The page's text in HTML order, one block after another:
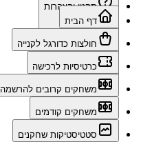
תקנון והצהרות
תקנון
הצהרת ביטוח
מצב תאורה:
אוטומטי
,
דף הבית
חולצות כדורגל לקנייה
כרטיסיות לרכישה
משחקים קרובים להרשמה
משחקים קודמים
סטטיסטיקות שחקנים